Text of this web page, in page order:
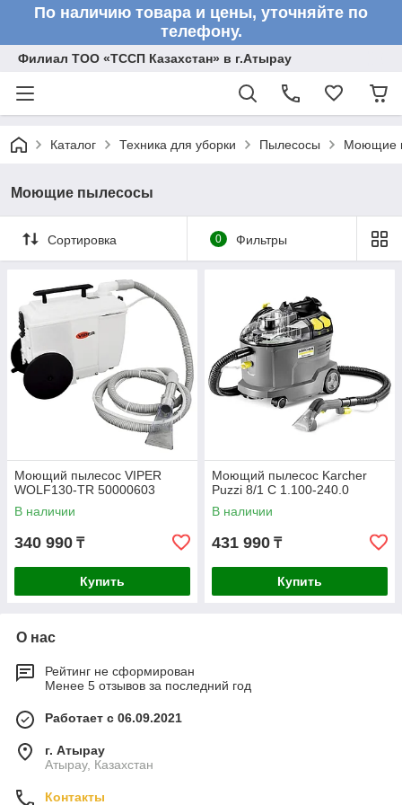
По наличию товара и цены, уточняйте по
телефону.
Филиал ТОО «ТССП Казахстан» в г.Атырау
Каталог Техника для уборки Пылесосы Моющие
Моющие пылесосы
Сортировка 0 Фильтры
Моющий пылесос VIPER
WOLF130-TR 50000603
В наличии
340 990 ₸
Купить
Моющий пылесос Karcher
Puzzi 8/1 C 1.100-240.0
В наличии
431 990 ₸
Купить
О нас
Рейтинг не сформирован
Менее 5 отзывов за последний год
Работает с 06.09.2021
г. Атырау
Атырау, Казахстан
Контакты